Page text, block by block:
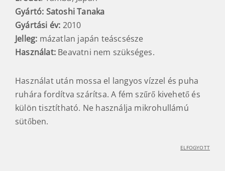
Gyártó: Satoshi Tanaka
Gyártási év: 2010
Jelleg: mázatlan japán teáscsésze
Használat: Beavatni nem szükséges.
Használat után mossa el langyos vízzel és puha
ruhára fordítva szárítsa. A fém szűrő kivehető és
külön tisztítható. Ne használja mikrohullámú
sütőben.
ELFOGYOTT